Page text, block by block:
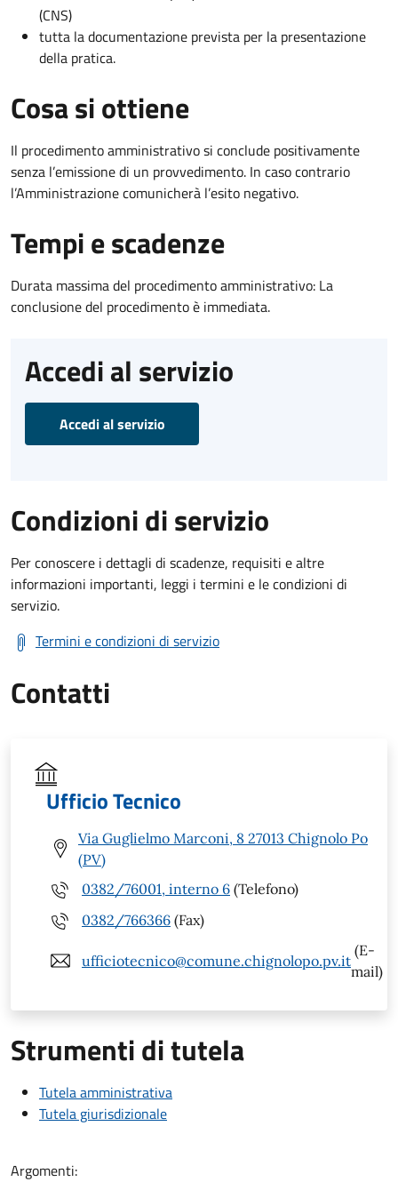
(CNS)
tutta la documentazione prevista per la presentazione
della pratica.
Cosa si ottiene
Il procedimento amministrativo si conclude positivamente
senza l’emissione di un provvedimento. In caso contrario
l’Amministrazione comunicherà l’esito negativo.
Tempi e scadenze
Durata massima del procedimento amministrativo: La
conclusione del procedimento è immediata.
Accedi al servizio
Accedi al servizio
Condizioni di servizio
Per conoscere i dettagli di scadenze, requisiti e altre
informazioni importanti, leggi i termini e le condizioni di
servizio.
Termini e condizioni di servizio
Contatti
Ufficio Tecnico
Via Guglielmo Marconi, 8 27013 Chignolo Po
(PV)
0382/76001, interno 6 (Telefono)
0382/766366 (Fax)
ufficiotecnico@comune.chignolopo.pv.it
(E-
mail)
Strumenti di tutela
Tutela amministrativa
Tutela giurisdizionale
Argomenti: